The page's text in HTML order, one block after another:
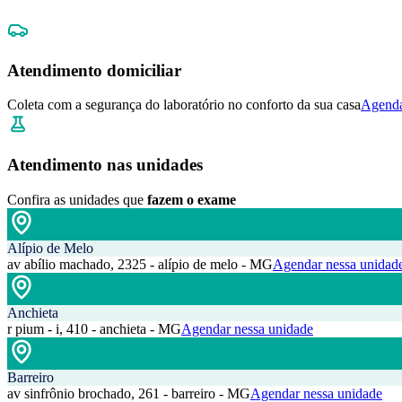
Atendimento domiciliar
Coleta com a segurança do laboratório no conforto da sua casa
Atendimento nas unidades
Confira as unidades que fazem o exame
Alípio de Melo
av abílio machado, 2325 - alípio de melo - MGAgendar nessa
Anchieta
r pium - i, 410 - anchieta - MGAgendar nessa unidade
Barreiro
av sinfrônio brochado, 261 - barreiro - MGAgendar nessa unidade